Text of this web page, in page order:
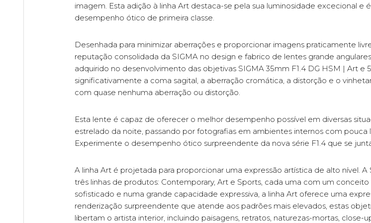
imagem. Esta adição à linha Art destaca-se pela sua luminosidade excecional e
desempenho ótico de primeira classe.
Desenhada para minimizar aberrações e proporcionar imagens praticamente
reputação consolidada da SIGMA no design e fabrico de lentes grande
adquirido no desenvolvimento das objetivas SIGMA 35mm F1.4 DG HSM | Art e
significativamente a coma sagital, a aberração cromática, a distorção e o
com quase nenhuma aberração ou distorção.
Esta lente é capaz de oferecer o melhor desempenho possível em diversas
estrelado da noite, passando por fotografias em ambientes internos com
Experimente o desempenho ótico surpreendente da nova série F1.4 que se
A linha Art é projetada para proporcionar uma expressão artística de alto nível.
três linhas de produtos: Contemporary, Art e Sports, cada uma com um
sofisticado e numa grande capacidade expressiva, a linha Art oferece uma
renderização surpreendente que atende aos padrões mais elevados, estas
libertam o artista interior, incluindo paisagens, retratos, naturezas-mortas, close-